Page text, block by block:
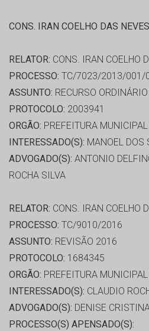
CONS. IRAN COELHO DAS NEVES
RELATOR: CONS. IRAN COELHO
PROCESSO: TC/7023/2013/001/
ASSUNTO: RECURSO
PROTOCOLO: 2003941
ORGÃO: PREFEITURA
INTERESSADO(S): MANOEL DOS
ADVOGADO(S): ANTONIO
ROCHA SILVA
RELATOR: CONS. IRAN COELHO
PROCESSO: TC/9010/2016
ASSUNTO: REVISÃO 2016
PROTOCOLO: 1684345
ORGÃO: PREFEITURA
INTERESSADO(S): CLAUDIO
ADVOGADO(S): DENISE
PROCESSO(S) APENSADO(S):